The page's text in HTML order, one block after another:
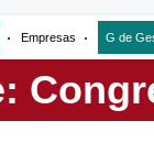
Empresas G de